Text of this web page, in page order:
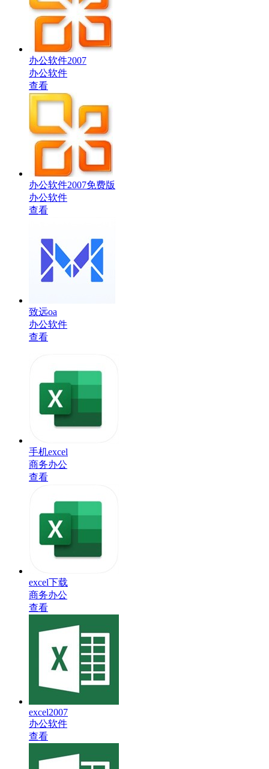
办公软件2007
办公软件
查看
办公软件2007免费版
办公软件
查看
致远oa
办公软件
查看
手机excel
商务办公
查看
excel下载
商务办公
查看
excel2007
办公软件
查看